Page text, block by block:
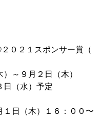
０２１スポンサー賞（
～９月２日（木）
日（水）予定
日（木）１６：００〜